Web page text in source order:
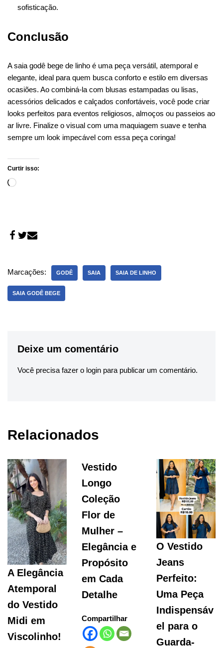
sofisticação.
Conclusão
A saia godê bege de linho é uma peça versátil, atemporal e
elegante, ideal para quem busca conforto e estilo em diversas
ocasiões. Ao combiná-la com blusas estampadas ou lisas,
acessórios delicados e calçados confortáveis, você pode criar
looks perfeitos para eventos religiosos, almoços ou passeios ao
ar livre. Finalize o visual com uma maquiagem suave e tenha
sempre um look impecável com essa peça coringa!
Curtir isso:
Marcações: GODÊ SAIA SAIA DE LINHO
SAIA GODÊ BEGE
Deixe um comentário
Você precisa fazer o login para publicar um comentário.
Relacionados
A Elegância
Atemporal
do Vestido
Midi em
Viscolinho!
Vestido
Longo
Coleção
Flor de
Mulher –
Elegância e
Propósito
em Cada
Detalhe
Compartilhar
O Vestido
Jeans
Perfeito:
Uma Peça
Indispensáv
el para o
Guarda-